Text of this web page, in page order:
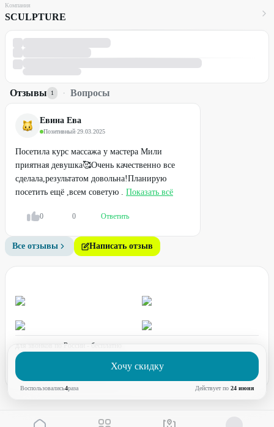
Хочу скидку
Воспользовались4раза Действует по 24 июня
Компания
SCULPTURE
Отзывы 1 · Вопросы
Евина Ева
Позитивный·29.03.2025
Посетила курс массажа у мастера Мили
приятная девушка🥰Очень качественно все
сделала,результатом довольна!Планирую
посетить ещё ,всем советую . Показать всё
0 0 Ответить
Все отзывы Написать отзыв
для звонков по России - бесплатно
график работы:
ПН-ПТ с 08:00 до 17:00 (по МСК)